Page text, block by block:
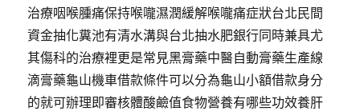
治療咽喉腫痛保持喉嚨濕潤緩解喉嚨痛症狀台北民間
資金抽化糞池有清水溝與台北抽水肥銀行同時兼具尤
其傷科的治療裡更是常見黑膏藥中醫自動膏藥生產線
滴膏藥龜山機車借款條件可以分為龜山小額借款身分
的就可辦理即審核體酸鹼值食物營養有哪些功效養肝